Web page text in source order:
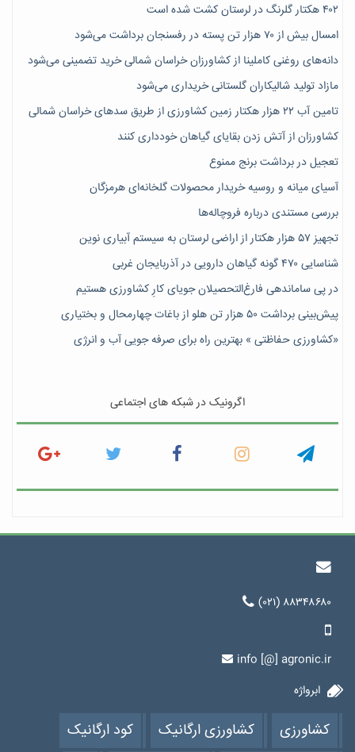
۴۰۲ هکتار گلرنگ در لرستان کشت شده است
امسال بیش از ۷۰ هزار تن پسته در رفسنجان برداشت می‌شود
دانه‌های روغنی کاملینا از کشاورزان خراسان شمالی خرید تضمینی می‌شود
مازاد تولید شالیکاران گلستانی خریداری می‌شود
تامین آب ۲۲ هزار هکتار زمین کشاورزی از طریق سدهای خراسان شمالی
کشاورزان از آتش زدن بقایای گیاهان خودداری کنند
تعجیل در برداشت برنج ممنوع
آسیای میانه و روسیه خریدار محصولات گلخانه‌ای هرمزگان
بررسی مستندی درباره فروچاله‌ها
تجهیز ۵۷ هزار هکتار از اراضی لرستان به سیستم آبیاری نوین
شناسایی ۴۷٠ گونه گیاهان دارویی در آذربایجان غربی
در پی ساماندهی فارغ‌التحصیلان جویای کارِ کشاورزی هستیم
پیش‎‌بینی برداشت ۵۰ هزار تن هلو از باغات چهارمحال و بختیاری
«کشاورزی حفاظتی » بهترین راه برای صرفه جویی آب و انرژی
اگرونیک در شبکه های اجتماعی
(۰۲۱) ۸۸۳۴۸۶۸۰
info [@] agronic.ir
ابرواژه
کشاورزی کشاورزی ارگانیک کود ارگانیک